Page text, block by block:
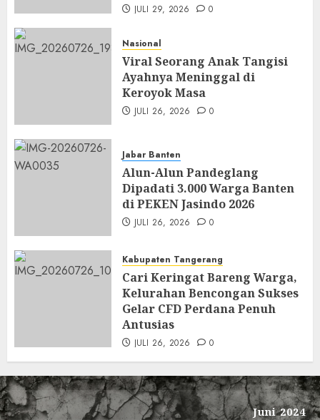
JULI 29, 2026 0
Nasional
Viral Seorang Anak Tangisi
Ayahnya Meninggal di
Keroyok Masa
JULI 26, 2026 0
Jabar Banten
Alun-Alun Pandeglang
Dipadati 3.000 Warga Banten
di PEKEN Jasindo 2026
JULI 26, 2026 0
Kabupaten Tangerang
Cari Keringat Bareng Warga,
Kelurahan Bencongan Sukses
Gelar CFD Perdana Penuh
Antusias
JULI 26, 2026 0
Juni 2024